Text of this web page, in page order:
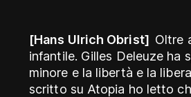
[Hans Ulrich Obrist] Oltre
infantile. Gilles Deleuze ha
minore e la libertà e la
scritto su Atopia ho letto